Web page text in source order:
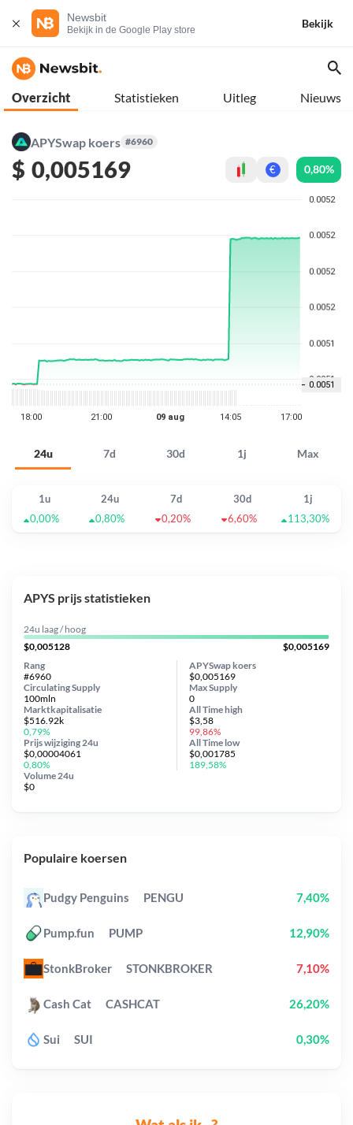
Newsbit
Bekijk in de Google Play store
Bekijk
Overzicht Statistieken Uitleg Nieuws
APYSwap koers #6960
$ 0,005169 € 0,80%
24u 7d 30d 1j Max
1u 24u 7d 30d
1j
0,00%
0,80% 0,20% 6,60% 113,30%
APYS prijs statistieken
24u laag / hoog
$0,005128
$0,005169
APYSwap koers
$0,005169
Circulating Supply
100mln
Prijs wijziging 24u
$0,00004061
0,80%
Max Supply
0
Marktkapitalisatie
$516.92k
0,79%
Volume 24u
$0
Rang
#6960
All Timehigh
$3,58
99,86%
All Time low
$0,001785
189,58%
Populaire koersen
Pudgy Penguins PENGU 7,40%
Pump.fun PUMP 12,90%
StonkBroker STONKBROKER 7,10%
Cash Cat CASHCAT 26,20%
Sui SUI 0,30%